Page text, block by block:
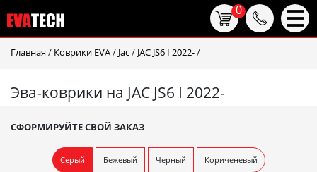
Главная / Коврики EVA/ Jac/ JAC JS6 I 2022-/
Эва-коврики на JAC JS6 I 2022-
СФОРМИРУЙТЕ СВОЙ ЗАКАЗ
Серый Бежевый Черный Кориченевый
0